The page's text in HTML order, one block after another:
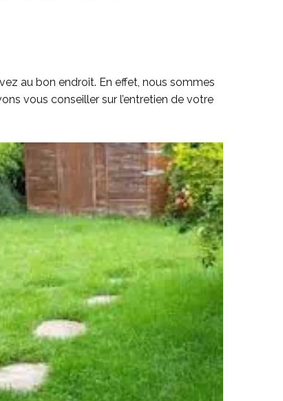
au bon endroit. En effet, nous sommes
vous conseiller sur l’entretien de votre